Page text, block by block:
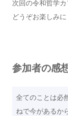
次回の令和哲学
どうぞお楽しみに
参加者の感
全てのことは必
ねで今があるか